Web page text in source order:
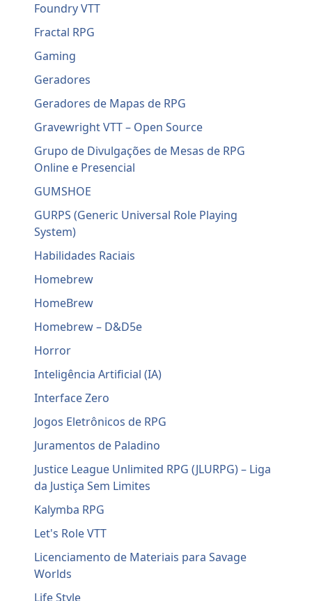
Foundry VTT
Fractal RPG
Gaming
Geradores
Geradores de Mapas de RPG
Gravewright VTT – Open Source
Grupo de Divulgações de Mesas de RPG
Online e Presencial
GUMSHOE
GURPS (Generic Universal Role Playing
System)
Habilidades Raciais
Homebrew
HomeBrew
Homebrew – D&D5e
Horror
Inteligência Artificial (IA)
Interface Zero
Jogos Eletrônicos de RPG
Juramentos de Paladino
Justice League Unlimited RPG (JLURPG) – Liga
da Justiça Sem Limites
Kalymba RPG
Let's Role VTT
Licenciamento de Materiais para Savage
Worlds
Life Style